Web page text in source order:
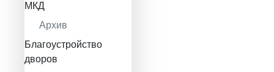
МКД
Архив
Благоустройство
дворов